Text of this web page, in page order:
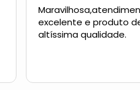
excelente e produto
altíssima qualidade.